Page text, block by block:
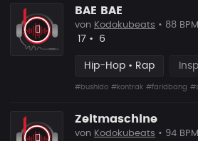
BAE BAE
von Kodokubeats • 88
Likes
17 • Vorgeschlagen
6
Hip-Hop • Rap
#bushido #kontrak #faridbang
Zeitmaschine
von Kodokubeats • 94